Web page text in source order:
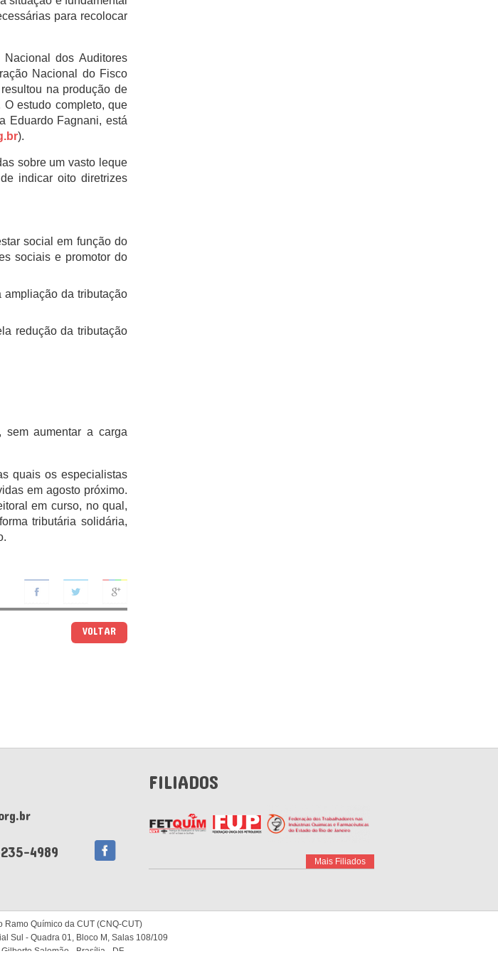
para recolocar
dos Auditores
Nacional do Fisco
na produção de
estudo completo, que
Eduardo Fagnani, está
).
sobre um vasto leque
indicar oito diretrizes
social em função do
sociais e promotor do
da tributação
redução da tributação
sem aumentar a carga
quais os especialistas
em agosto próximo.
em curso, no qual,
tributária solidária,
VOLTAR
4989
FILIADOS
Mais Filiados
Químico da CUT (CNQ-CUT)
Sul - Quadra 01, Bloco M, Salas 108/109
Salomão - Brasília - DF